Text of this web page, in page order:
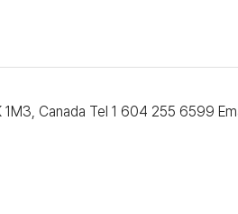
Canada Tel 1 604 255 6599